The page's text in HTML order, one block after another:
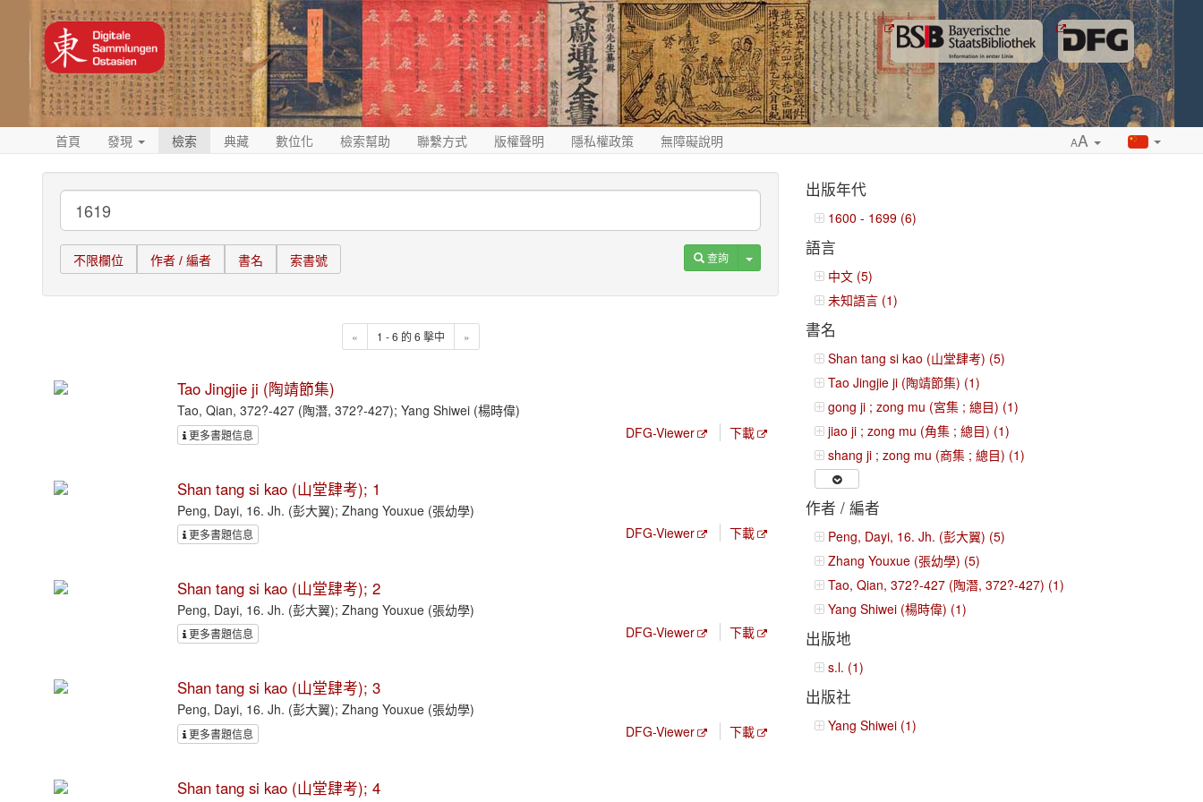
首頁 發現 檢索 典藏 數位化 檢索幫助 聯繫方式 版權聲明 隱私權政策 無障礙說明 AA
不限欄位 作者 / 編者 書名 索書號 查詢 Toggle Dropdown
« 1 - 6 的 6 擊中 »
Tao Jingjie ji (陶靖節集)
Tao, Qian, 372?-427 (陶潛, 372?-427); Yang Shiwei (楊時偉)
更多書題信息 DFG-Viewer 下載
Shan tang si kao (山堂肆考); 1
Peng, Dayi, 16. Jh. (彭大翼); Zhang Youxue (張幼學)
更多書題信息 DFG-Viewer 下載
Shan tang si kao (山堂肆考); 2
Peng, Dayi, 16. Jh. (彭大翼); Zhang Youxue (張幼學)
更多書題信息 DFG-Viewer 下載
Shan tang si kao (山堂肆考); 3
Peng, Dayi, 16. Jh. (彭大翼); Zhang Youxue (張幼學)
更多書題信息 DFG-Viewer 下載
Shan tang si kao (山堂肆考); 4
出版年代
1600 - 1699 (6)
語言
中文 (5)
未知語言 (1)
書名
Shan tang si kao (山堂肆考) (5)
Tao Jingjie ji (陶靖節集) (1)
gong ji ; zong mu (宮集 ; 總目) (1)
jiao ji ; zong mu (角集 ; 總目) (1)
shang ji ; zong mu (商集 ; 總目) (1)
作者 / 編者
Peng, Dayi, 16. Jh. (彭大翼) (5)
Zhang Youxue (張幼學) (5)
Tao, Qian, 372?-427 (陶潛, 372?-427) (1)
Yang Shiwei (楊時偉) (1)
出版地
s.l. (1)
出版社
Yang Shiwei (1)